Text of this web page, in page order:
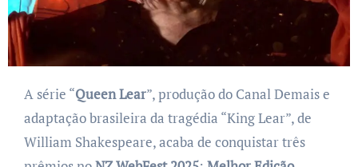
A série “Queen Lear”, produção do Canal Demais e
adaptação brasileira da tragédia “King Lear”, de
William Shakespeare, acaba de conquistar três